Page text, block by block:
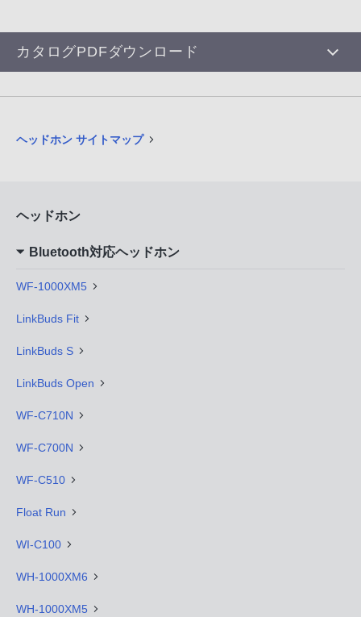
カタログPDFダウンロード
ヘッドホン サイトマップ
ヘッドホン
Bluetooth対応ヘッドホン
WF-1000XM5
LinkBuds Fit
LinkBuds S
LinkBuds Open
WF-C710N
WF-C700N
WF-C510
Float Run
WI-C100
WH-1000XM6
WH-1000XM5